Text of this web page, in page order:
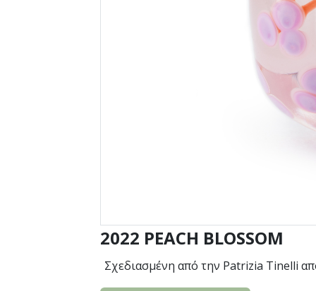
2022 PEACH BLOSSOM
Σχεδιασμένη από την Patrizia Tinelli